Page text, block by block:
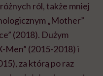
ról, także mniej
„Mother”
(2018). Dużym
Men” (2015-2018) i
za którą po raz